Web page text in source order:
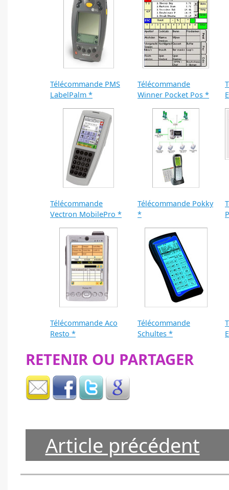
Télécommande PMS
LabelPalm *
Télécommande
Winner Pocket Pos *
Télécommande
Vectron MobilePro *
Télécommande Pokky
*
Télécommande Aco
Resto *
Télécommande
Schultes *
RETENIR OU PARTAGER
Article précédent